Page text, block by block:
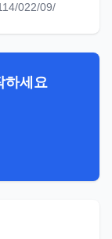
022/09/
하세요